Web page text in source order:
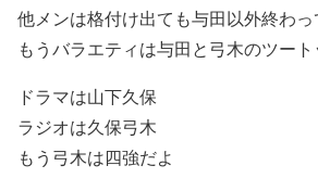
他メンは格付け出ても与田以外終わっ
もうバラエティは与田と弓木のツート
ドラマは山下久保
ラジオは久保弓木
もう弓木は四強だよ